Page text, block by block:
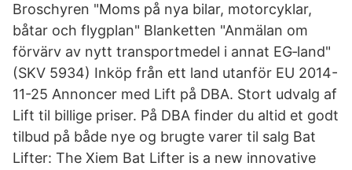
Broschyren "Moms på nya bilar, motorcyklar,
båtar och flygplan" Blanketten "Anmälan om
förvärv av nytt transportmedel i annat EG‑land"
(SKV 5934) Inköp från ett land utanför EU 2014-
11-25 Annoncer med Lift på DBA. Stort udvalg af
Lift til billige priser. På DBA finder du altid et godt
tilbud på både nye og brugte varer til salg Bat
Lifter: The Xiem Bat Lifter is a new innovative